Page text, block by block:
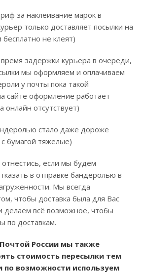
за наклеивание марок в
только доставляет посылки на
не клеят)
задержки курьера в очереди,
мы оформляем и оплачиваем
у почты пока такой
сайте оформление работает
онлайн отсутствует)
стало даже дороже
бумагой тяжелые)
если мы будем
в отправке бандеролью в
Мы всегда
чтобы доставка была для Вас
делаем всё возможное, чтобы
по доставкам.
России мы также
стоимость пересылки тем
возможности используем